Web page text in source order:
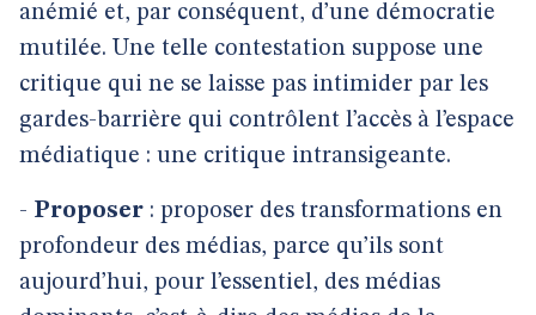
anémié et, par conséquent, d’une démocratie
mutilée. Une telle contestation suppose une
critique qui ne se laisse pas intimider par les
gardes-barrière qui contrôlent l’accès à l’espace
médiatique : une critique intransigeante.
- Proposer : proposer des transformations en
profondeur des médias, parce qu’ils sont
aujourd’hui, pour l’essentiel, des médias